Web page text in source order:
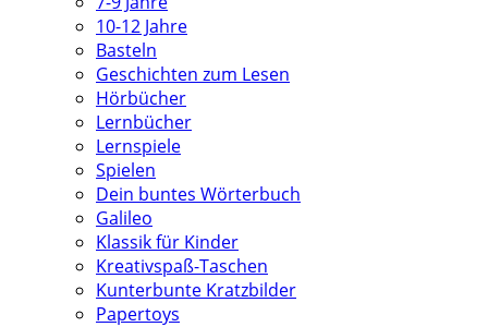
10-12 Jahre
Basteln
Geschichten zum Lesen
Hörbücher
Lernbücher
Lernspiele
Spielen
Dein buntes Wörterbuch
Galileo
Klassik für Kinder
Kreativspaß-Taschen
Kunterbunte Kratzbilder
Papertoys